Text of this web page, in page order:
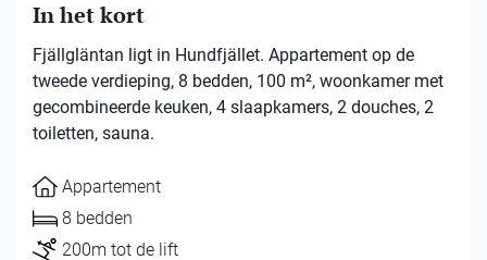
In het kort
Fjällgläntan ligt in Hundfjället. Appartement op de
tweede verdieping, 8 bedden, 100 m², woonkamer met
gecombineerde keuken, 4 slaapkamers, 2 douches, 2
toiletten, sauna.
Appartement
8 bedden
200m tot de lift